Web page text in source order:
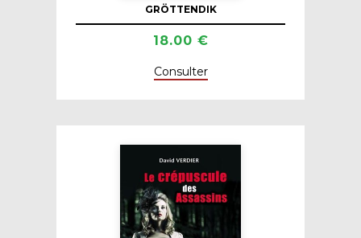
GRÖTTENDIK
18.00 €
Consulter